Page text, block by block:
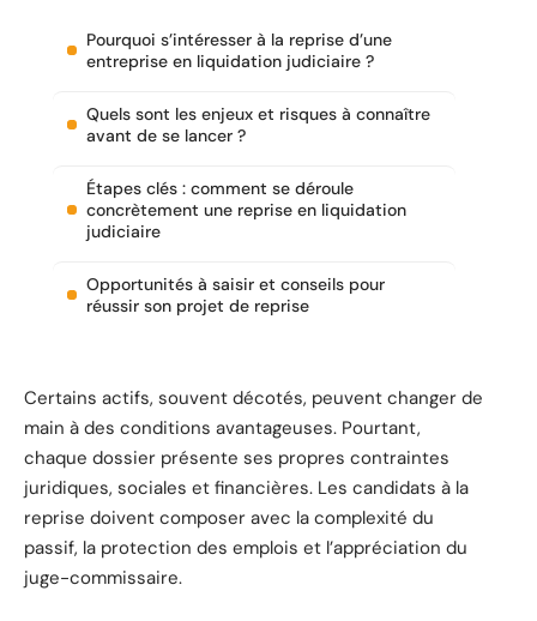
Pourquoi s’intéresser à la reprise d’une
entreprise en liquidation judiciaire ?
Quels sont les enjeux et risques à connaître
avant de se lancer ?
Étapes clés : comment se déroule
concrètement une reprise en liquidation
judiciaire
Opportunités à saisir et conseils pour
réussir son projet de reprise
Certains actifs, souvent décotés, peuvent changer de
main à des conditions avantageuses. Pourtant,
chaque dossier présente ses propres contraintes
juridiques, sociales et financières. Les candidats à la
reprise doivent composer avec la complexité du
passif, la protection des emplois et l’appréciation du
juge-commissaire.